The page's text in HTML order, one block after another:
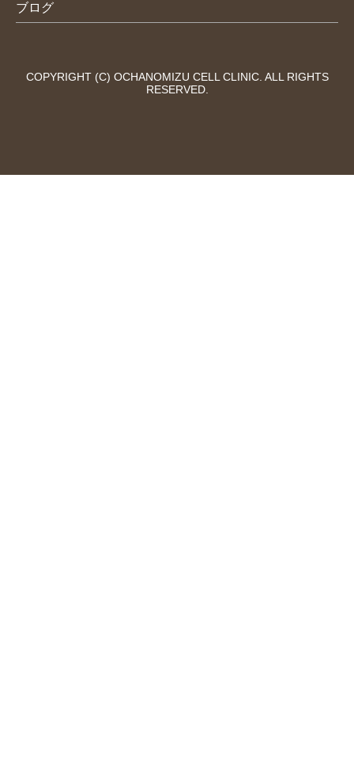
ブログ
COPYRIGHT (C) OCHANOMIZU CELL CLINIC. ALL RIGHTS
RESERVED.